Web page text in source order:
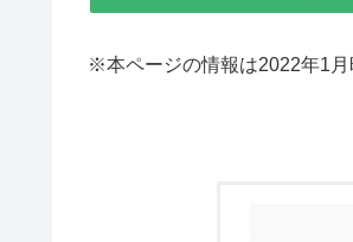
※本ページの情報は2022年1月